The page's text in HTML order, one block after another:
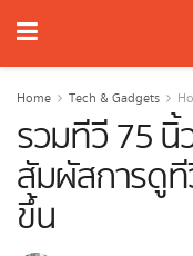
Home Tech & Gadgets
รวมทีวี 75
สัมผัสการดู
ขึ้น